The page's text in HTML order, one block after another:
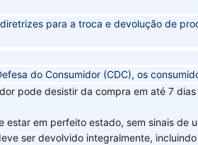
para a troca e devolução de
do Consumidor (CDC), os
pode desistir da compra em até 7
estar em perfeito estado, sem sinais de
ser devolvido integralmente,